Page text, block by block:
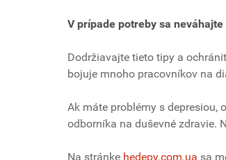
V prípade potreby sa
Dodržiavajte tieto tipy a
bojuje mnoho pracovníkov na
Ak máte problémy s depresiou,
odborníka na duševné zdravie.
Na stránke hedepy.com.ua sa